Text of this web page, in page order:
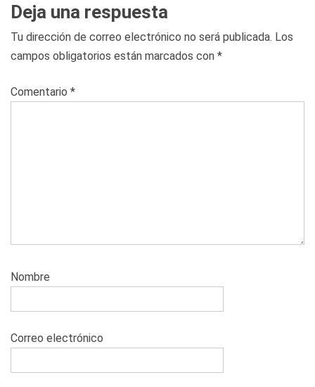
Deja una respuesta
Tu dirección de correo electrónico no será publicada. Los
campos obligatorios están marcados con *
Comentario *
Nombre
Correo electrónico